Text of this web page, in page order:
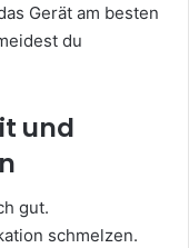
Gerät am besten
du
und
gut.
schmelzen.